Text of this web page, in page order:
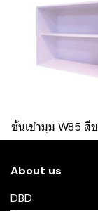
ชั้นเข้ามุม W85 สี
About us
DBD